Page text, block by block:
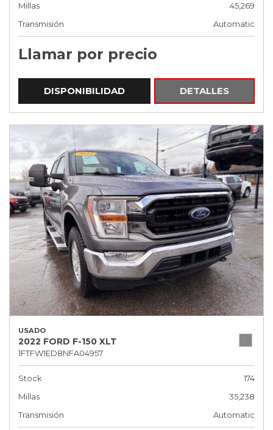
Millas
45,269
Transmisión
Automatic
Llamar por precio
DISPONIBILIDAD DETALLES
USADO
2022 FORD F-150 XLT
1FTFW1ED8NFA04957
Stock
174
Millas
35,238
Transmisión
Automatic